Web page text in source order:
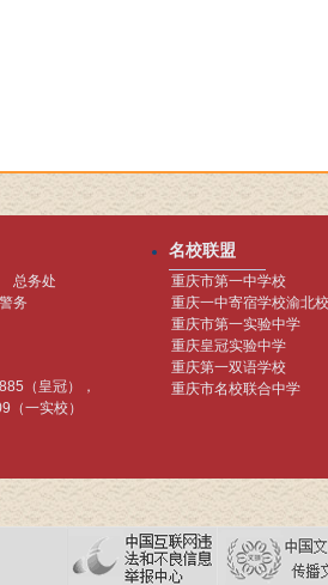
总务处
务
（皇冠），
一实校）
名校联盟
重庆市第一中学校
重庆一中寄宿学校渝北
重庆市第一实验中学
重庆皇冠实验中学
重庆第一双语学校
重庆市名校联合中学